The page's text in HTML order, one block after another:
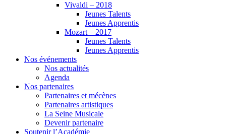
Vivaldi – 2018
Jeunes Talents
Jeunes Apprentis
Mozart – 2017
Jeunes Talents
Jeunes Apprentis
Nos événements
Nos actualités
Agenda
Nos partenaires
Partenaires et mécènes
Partenaires artistiques
La Seine Musicale
Devenir partenaire
Soutenir l’Académie